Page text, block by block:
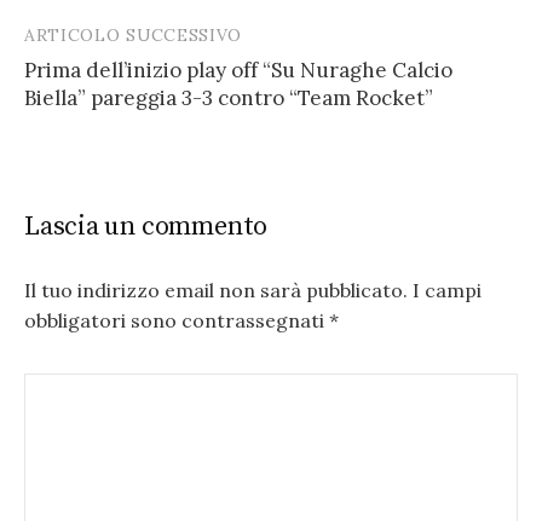
ARTICOLO SUCCESSIVO
Prima dell’inizio play off “Su Nuraghe Calcio
Biella” pareggia 3-3 contro “Team Rocket”
Lascia un commento
Il tuo indirizzo email non sarà pubblicato. I campi
obbligatori sono contrassegnati *